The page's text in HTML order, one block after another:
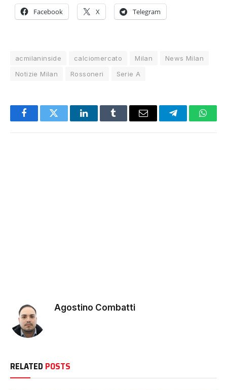
Facebook X Telegram
acmilaninside calciomercato Milan
News Milan
Notizie Milan
Rossoneri Serie A
FacebookTwitter LinkedInTumblr Email Telegram
Agostino Combatti
RELATED POSTS